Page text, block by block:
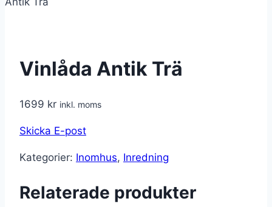
Vinlåda Antik Trä
1699 kr inkl. moms
Skicka E-post
Kategorier: Inomhus, Inredning
Relaterade produkter